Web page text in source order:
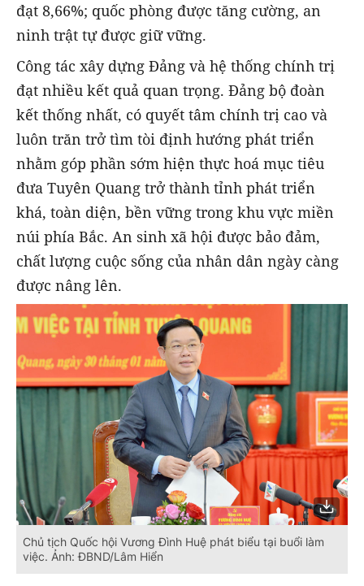
đạt 8,66%; quốc phòng được tăng cường, an
ninh trật tự được giữ vững.
Công tác xây dựng Đảng và hệ thống chính trị
đạt nhiều kết quả quan trọng. Đảng bộ đoàn
kết thống nhất, có quyết tâm chính trị cao và
luôn trăn trở tìm tòi định hướng phát triển
nhằm góp phần sớm hiện thực hoá mục tiêu
đưa Tuyên Quang trở thành tỉnh phát triển
khá, toàn diện, bền vững trong khu vực miền
núi phía Bắc. An sinh xã hội được bảo đảm,
chất lượng cuộc sống của nhân dân ngày càng
được nâng lên.
Chủ tịch Quốc hội Vương Đình Huệ phát biểu tại buổi làm
việc. Ảnh: ĐBND/Lâm Hiển